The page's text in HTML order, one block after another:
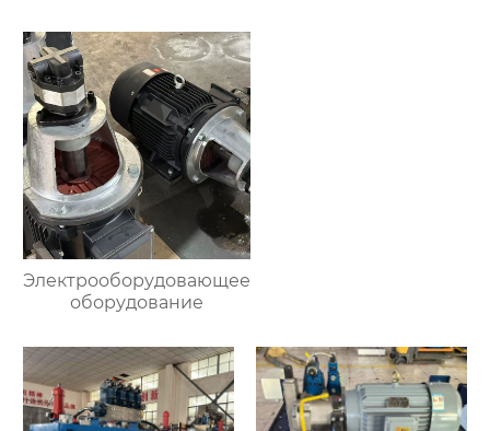
Электрооборудовающее
оборудование